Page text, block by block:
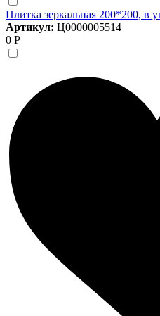
Плитка зеркальная 200*200, в
Артикул: Ц0000005514
0 Р